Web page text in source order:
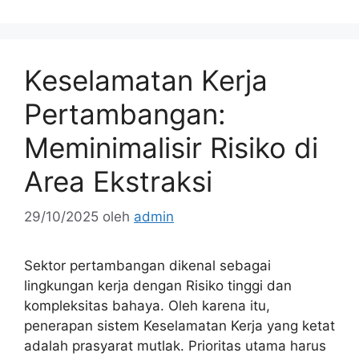
Keselamatan Kerja
Pertambangan:
Meminimalisir Risiko di
Area Ekstraksi
29/10/2025 oleh admin
Sektor pertambangan dikenal sebagai
lingkungan kerja dengan Risiko tinggi dan
kompleksitas bahaya. Oleh karena itu,
penerapan sistem Keselamatan Kerja yang ketat
adalah prasyarat mutlak. Prioritas utama harus